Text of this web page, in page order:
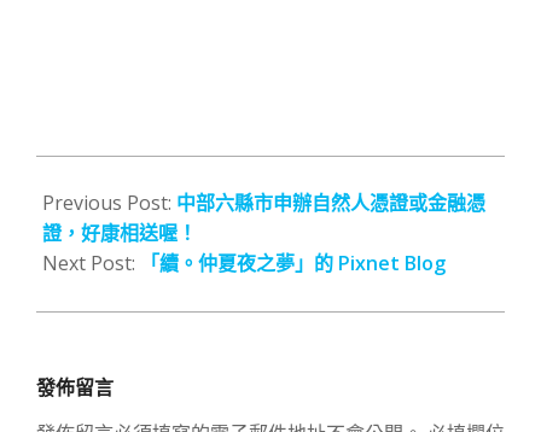
04-
30
Previous Post: 中部六縣市申辦自然人憑證或金融憑
證，好康相送喔！
Next Post:
「續。仲夏夜之夢」的 Pixnet Blog
發佈留言